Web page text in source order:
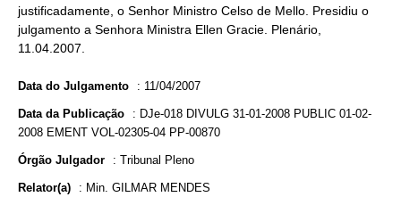
justificadamente, o Senhor Ministro Celso de Mello. Presidiu o
julgamento a Senhora Ministra Ellen Gracie. Plenário,
11.04.2007.
Data do Julgamento : 11/04/2007
Data da Publicação : DJe-018 DIVULG 31-01-2008 PUBLIC 01-02-
2008 EMENT VOL-02305-04 PP-00870
Órgão Julgador : Tribunal Pleno
Relator(a) : Min. GILMAR MENDES